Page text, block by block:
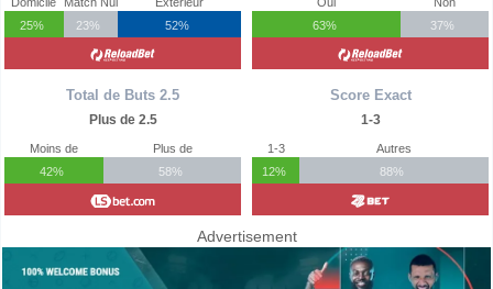
25%
23%
52%
Total de Buts 2.5
Plus de 2.5
Moins de
42%
Plus de
58%
63%
37%
Score Exact
1-3
1-3
12%
Autres
88%
Advertisement